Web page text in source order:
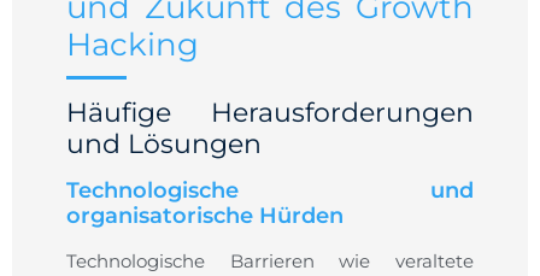
Hacking
Häufige Herausforderungen
und Lösungen
Technologische und
organisatorische Hürden
Technologische Barrieren wie veraltete